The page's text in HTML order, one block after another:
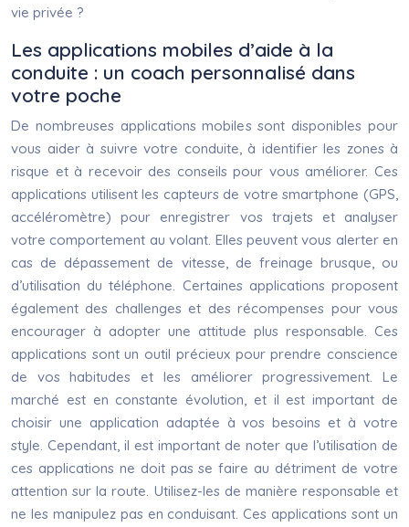
vie privée ?
Les applications mobiles d’aide à la
conduite : un coach personnalisé dans
votre poche
De nombreuses applications mobiles sont disponibles pour
vous aider à suivre votre conduite, à identifier les zones à
risque et à recevoir des conseils pour vous améliorer. Ces
applications utilisent les capteurs de votre smartphone (GPS,
accéléromètre) pour enregistrer vos trajets et analyser
votre comportement au volant. Elles peuvent vous alerter en
cas de dépassement de vitesse, de freinage brusque, ou
d’utilisation du téléphone. Certaines applications proposent
également des challenges et des récompenses pour vous
encourager à adopter une attitude plus responsable. Ces
applications sont un outil précieux pour prendre conscience
de vos habitudes et les améliorer progressivement. Le
marché est en constante évolution, et il est important de
choisir une application adaptée à vos besoins et à votre
style. Cependant, il est important de noter que l’utilisation de
ces applications ne doit pas se faire au détriment de votre
attention sur la route. Utilisez-les de manière responsable et
ne les manipulez pas en conduisant. Ces applications sont un